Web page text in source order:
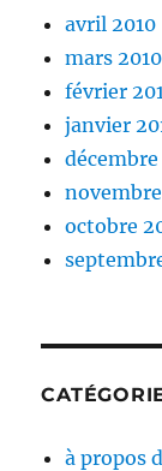
avril 2010
mars 2010
février
janvier
octobre
à propos